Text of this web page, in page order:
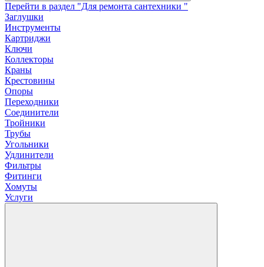
Перейти в раздел "Для ремонта сантехники "
Заглушки
Инструменты
Картриджи
Ключи
Коллекторы
Краны
Крестовины
Опоры
Переходники
Соединители
Тройники
Трубы
Угольники
Удлинители
Фильтры
Фитинги
Хомуты
Услуги